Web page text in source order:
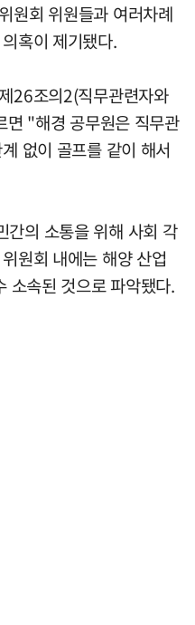
원회 위원들과 여러차례
혹이 제기됐다.
26조의2(직무관련자와
면 "해경 공무원은 직무관
없이 골프를 같이 해서
간의 소통을 위해 사회 각
원회 내에는 해양 산업
소속된 것으로 파악됐다.